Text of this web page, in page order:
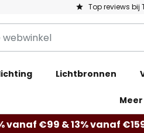
Top reviews bij
Lichtbronnen
Meer
vanaf €99 & 13% vanaf